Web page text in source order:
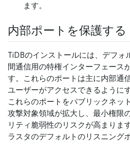
ます。
内部ポートを保護する
TiDBのインストールには、デフォ
間通信用の特権インターフェース
す。これらのポートは主に内部通
ユーザーがアクセスできるように
これらのポートをパブリックネッ
攻撃対象領域が拡大し、最小権限
リティ脆弱性のリスクが高まりま
ラスタのデフォルトのリスニング